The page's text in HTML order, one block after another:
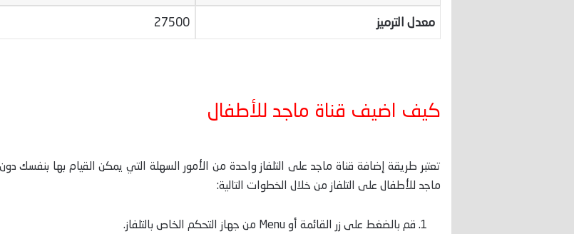
معدل الترميز
27500
كيف اضيف قناة ماجد للأطفال
تعتبر طريقة إضافة قناة ماجد على التلفاز واحدة من الأمور السهلة التي يمكن القيام بها بنفسك
ماجد للأطفال على التلفاز من خلال الخطوات التالية:
قم بالضغط على زر القائمة أو Menu من جهاز التحكم الخاص بالتلفاز.